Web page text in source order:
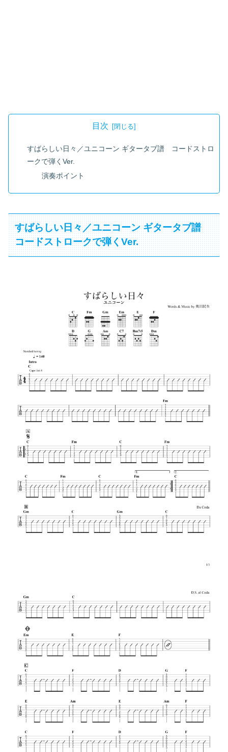
目次
すばらしい日々／ユニコーン ギタータブ譜 コードストロ
ークで弾くVer.
演奏ポイント
すばらしい日々／ユニコーン ギタータブ譜
コードストロークで弾くVer.